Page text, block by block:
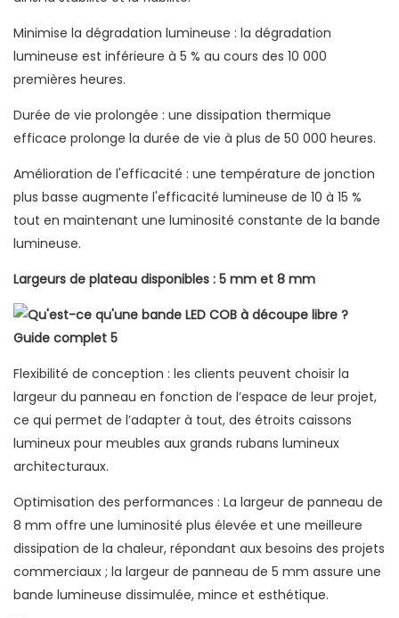
Minimise la dégradation lumineuse : la dégradation
lumineuse est inférieure à 5 % au cours des 10 000
premières heures.
Durée de vie prolongée : une dissipation thermique
efficace prolonge la durée de vie à plus de 50 000 heures.
Amélioration de l'efficacité : une température de jonction
plus basse augmente l'efficacité lumineuse de 10 à 15 %
tout en maintenant une luminosité constante de la bande
lumineuse.
Largeurs de plateau disponibles : 5 mm et 8 mm
Flexibilité de conception : les clients peuvent choisir la
largeur du panneau en fonction de l’espace de leur projet,
ce qui permet de l’adapter à tout, des étroits caissons
lumineux pour meubles aux grands rubans lumineux
architecturaux.
Optimisation des performances : La largeur de panneau de
8 mm offre une luminosité plus élevée et une meilleure
dissipation de la chaleur, répondant aux besoins des projets
commerciaux ; la largeur de panneau de 5 mm assure une
bande lumineuse dissimulée, mince et esthétique.